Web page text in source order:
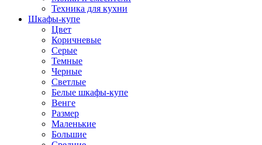
Техника для кухни
Шкафы-купе
Цвет
Коричневые
Серые
Темные
Черные
Светлые
Белые шкафы-купе
Венге
Размер
Маленькие
Большие